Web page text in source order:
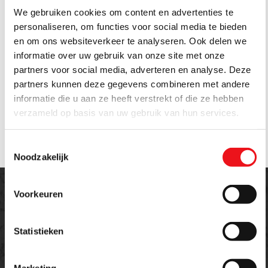
We gebruiken cookies om content en advertenties te
personaliseren, om functies voor social media te bieden
en om ons websiteverkeer te analyseren. Ook delen we
informatie over uw gebruik van onze site met onze
partners voor social media, adverteren en analyse. Deze
partners kunnen deze gegevens combineren met andere
informatie die u aan ze heeft verstrekt of die ze hebben
verzameld op basis van uw gebruik van hun services.
Noodzakelijk
Voorkeuren
Statistieken
Draagvermogen bodem werkblad
Afmetingen werkblad
70 x 170 cm
Draagvermogen totaal
700 kg
Afmetingen bodem werkblad
45 x 156 cm
Afmetingen gereedschapswand
55 x 170 cm
Dikte plaatwerk
0,12 cm
Kleur
RAL 5015 (Hemelsblauw)
Gewicht
85 kg
Meer weten over dit product of een offerte